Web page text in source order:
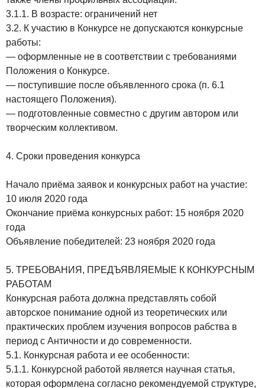
3.1.1. В возрасте: ограничений нет
3.2. К участию в Конкурсе не допускаются конкурсные
работы:
— оформленные не в соответствии с требованиями
Положения о Конкурсе.
— поступившие после объявленного срока (п. 6.1
настоящего Положения).
— подготовленные совместно с другим автором или
творческим коллективом.
4. Сроки проведения конкурса
Начало приёма заявок и конкурсных работ на участие:
10 июля 2020 года
Окончание приёма конкурсных работ: 15 ноября 2020
года
Объявление победителей: 23 ноября 2020 года
5. ТРЕБОВАНИЯ, ПРЕДЪЯВЛЯЕМЫЕ К КОНКУРСНЫМ
РАБОТАМ
Конкурсная работа должна представлять собой
авторское понимание одной из теоретических или
практических проблем изучения вопросов рабства в
период с Античности и до современности.
5.1. Конкурсная работа и ее особенности:
5.1.1. Конкурсной работой является научная статья,
которая оформлена согласно рекомендуемой структуре,